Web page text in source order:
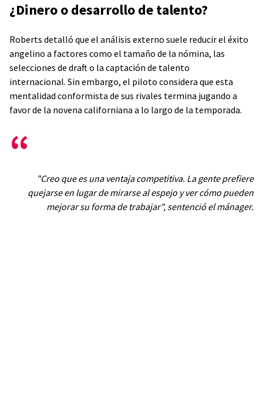
¿Dinero o desarrollo de talento?
Roberts detalló que el análisis externo suele reducir el éxito
angelino a factores como el tamaño de la nómina, las
selecciones de draft o la captación de talento
internacional. Sin embargo, el piloto considera que esta
mentalidad conformista de sus rivales termina jugando a
favor de la novena californiana a lo largo de la temporada.
"Creo que es una ventaja competitiva. La gente prefiere
quejarse en lugar de mirarse al espejo y ver cómo pueden
mejorar su forma de trabajar", sentenció el mánager.